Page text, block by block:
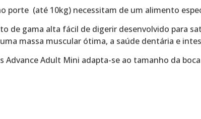
porte (até 10kg) necessitam de um alimento
de gama alta fácil de digerir desenvolvido para
massa muscular ótima, a saúde dentária e
Advance Adult Mini adapta-se ao tamanho da